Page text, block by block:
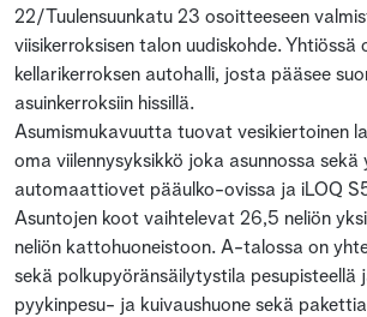
22/Tuulensuunkatu 23 osoitteeseen
viisikerroksisen talon uudiskohde. Yhtiössä
kellarikerroksen autohalli, josta pääsee
asuinkerroksiin hissillä.
Asumismukavuutta tuovat vesikiertoinen
oma viilennysyksikkö joka asunnossa sekä
automaattiovet pääulko-ovissa ja iLOQ
Asuntojen koot vaihtelevat 26,5 neliön
neliön kattohuoneistoon. A-talossa on
sekä polkupyöränsäilytystila pesupisteellä
pyykinpesu- ja kuivaushuone sekä